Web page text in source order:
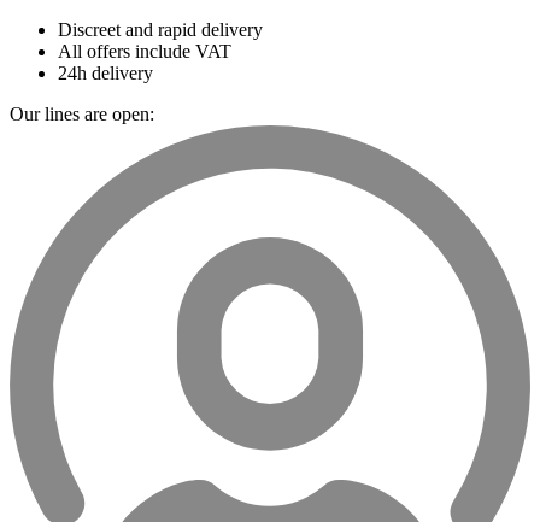
Discreet and rapid delivery
All offers include VAT
24h delivery
Our lines are open: